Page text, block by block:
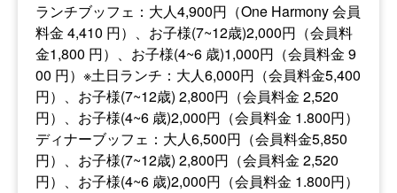
ランチブッフェ：大人4,900円（One Harmony 会員
料金 4,410 円）、お子様(7~12歳)2,000円（会員料
金1,800 円）、お子様(4~6 歳)1,000円（会員料金 9
00 円）※土日ランチ：大人6,000円（会員料金5,400
円）、お子様(7~12歳) 2,800円（会員料金 2,520
円）、お子様(4~6 歳)2,000円（会員料金 1.800円）
ディナーブッフェ：大人6,500円（会員料金5,850
円）、お子様(7~12歳) 2,800円（会員料金 2,520
円）、お子様(4~6 歳)2,000円（会員料金 1.800円）